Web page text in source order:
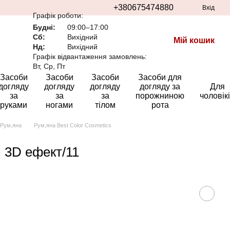
+380675474880 Вхід
Графік роботи:
Будні:
09:00–17:00
Сб:
Вихідний
Нд:
Вихідний
Графік відвантаження замовлень:
Вт, Ср, Пт
Мій кошик
Засоби
за
руками
Засоби
догляду
за
ногами
Засоби
догляду
за
тілом
Засоби для
догляду за
порожниною
рота
Для
Рум,яна Рум,яна Best Color Cosmetics
3D ефект/11